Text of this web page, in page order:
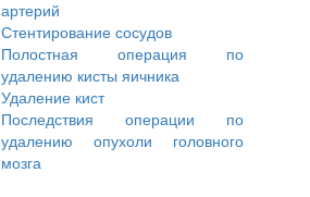
артерий
Стентирование сосудов
Полостная операция по
удалению кисты яичника
Удаление кист
Последствия операции по
удалению опухоли головного
мозга